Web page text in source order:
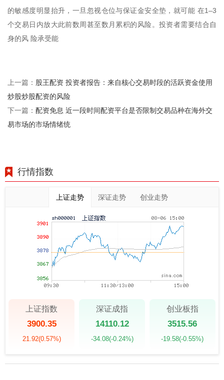
的敏感度明显抬升，一旦忽视仓位与保证金安全垫，就可能 在1–3
个交易日内放大此前数周甚至数月累积的风险。投资者需要结合自
身的风 险承受能
上一篇： 股王配资 投资者报告：来自核心交易时段的活跃资金使用
炒股炒股配资的风险
下一篇： 配资免息 近一段时间配资平台是否限制交易品种在海外交
易市场的市场情绪统
行情指数
上证走势 深证走势 创业走势
上证指数
3900.35
21.92(0.57%)
深证成指
14110.12
-34.08(-0.24%)
创业板指
3515.56
-19.58(-0.55%)